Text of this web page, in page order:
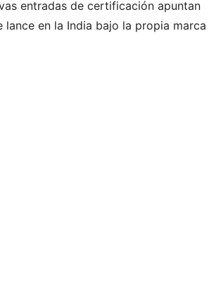
entradas de certificación apuntan
lance en la India bajo la propia marca